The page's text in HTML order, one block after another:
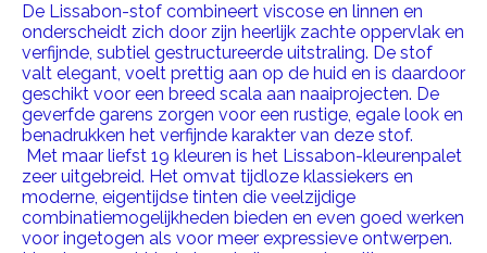
De Lissabon-stof combineert viscose en linnen en
onderscheidt zich door zijn heerlijk zachte oppervlak en
verfijnde, subtiel gestructureerde uitstraling. De stof
valt elegant, voelt prettig aan op de huid en is daardoor
geschikt voor een breed scala aan naaiprojecten. De
geverfde garens zorgen voor een rustige, egale look en
benadrukken het verfijnde karakter van deze stof.
Met maar liefst 19 kleuren is het Lissabon-kleurenpalet
zeer uitgebreid. Het omvat tijdloze klassiekers en
moderne, eigentijdse tinten die veelzijdige
combinatiemogelijkheden bieden en even goed werken
voor ingetogen als voor meer expressieve ontwerpen.